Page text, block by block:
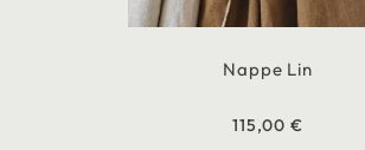
Nappe Lin
115,00 €